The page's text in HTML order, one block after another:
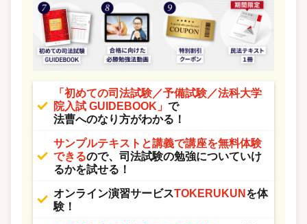
「初めての司法試験／予備試験／法科大学
院入試 GUIDEBOOK」 で
法曹へのなり方がわかる！
サンプルテキストと講義で講座を無料体験
できるので、 司法試験の勉強についていけ
るかを試せる！
オンライン演習サービスTOKERUKUN を体
験！